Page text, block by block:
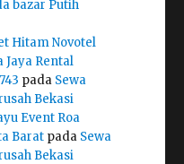
bazar Putih
Hitam Novotel
Jaya Rental
pada Sewa
Bekasi
Event Roa
Barat pada Sewa
Bekasi